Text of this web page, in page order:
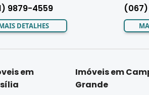
9879-4559
DETALHES
(067)
em
Imóveis em
Grande